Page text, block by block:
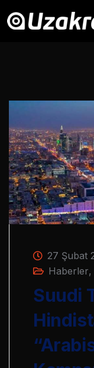
27 Şubat
Haberler,
Suudi